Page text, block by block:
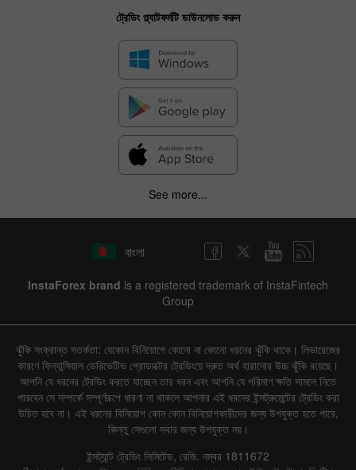
ট্রেডিং প্ল্যাটফর্মটি ডাউনলোড করুন
See more...
বাংলা
InstaForex brand is a registered trademark of InstaFintech
Group
ঝুঁকি সংক্রান্ত সতর্কতা: যেকোন বিনিয়োগে কোনো না কোনো ধরনের ঝুঁকি থাকে। লিভারেজের
কারণে ফিন্যান্সিয়াল ডেরিভেটিভ প্রোডাক্টের ট্রেডিংয়ে দ্রুত অর্থ হারানোর উচ্চ ঝুঁকি রয়েছে।
আপনি যে ধরনের ট্রেডিং করতে যাচ্ছেন তার ধরন এবং আপনি যে পরিমাণ ক্ষতি সামলে নিতে
পারবেন সে সম্পর্কে সম্পূর্ণরূপে ধারণা না থাকলে আপনার এই ধরনের ইন্সট্রুমেন্টের ট্রেডিং করা
উচিত হবে না। এই ধরনের বিনিয়োগ কোন কোন বিনিয়োগকারীদের জন্য উপযুক্ত হতে পারে,
কিন্তু সেগুলো সবার জন্য উপযুক্ত নয়।
ইন্সট্যান্ট ট্রেডিং লিমিটেড, রেজি. নম্বর 1811672